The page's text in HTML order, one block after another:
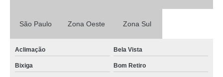
São Paulo Zona Oeste Zona Sul
Aclimação Bela Vista
Bixiga Bom Retiro